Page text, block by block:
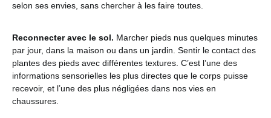
selon ses envies, sans chercher à les faire toutes.
Reconnecter avec le sol. Marcher pieds nus quelques minutes
par jour, dans la maison ou dans un jardin. Sentir le contact des
plantes des pieds avec différentes textures. C’est l’une des
informations sensorielles les plus directes que le corps puisse
recevoir, et l’une des plus négligées dans nos vies en
chaussures.